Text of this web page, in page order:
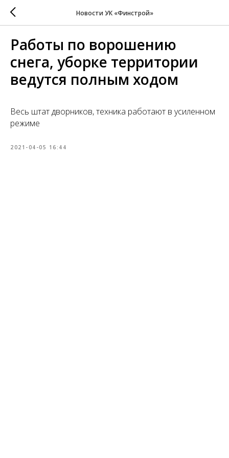
Новости УК «Финстрой»
Работы по ворошению
снега, уборке территории
ведутся полным ходом
Весь штат дворников, техника работают в усиленном
режиме
2021-04-05 16:44